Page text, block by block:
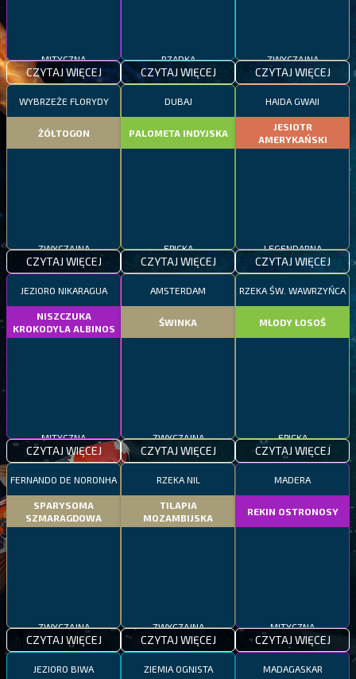
MITYCZNA
CZYTAJ WIĘCEJ
RZADKA
CZYTAJ WIĘCEJ
ZWYCZAJNA
CZYTAJ WIĘCEJ
WYBRZEŻE FLORYDY
ŻÓŁTOGON
ZWYCZAJNA
CZYTAJ WIĘCEJ
DUBAJ
PALOMETA INDYJSKA
EPICKA
CZYTAJ WIĘCEJ
HAIDA GWAII
JESIOTR
AMERYKAŃSKI
LEGENDARNA
CZYTAJ WIĘCEJ
JEZIORO NIKARAGUA
NISZCZUKA
KROKODYLA ALBINOS
MITYCZNA
CZYTAJ WIĘCEJ
AMSTERDAM
ŚWINKA
ZWYCZAJNA
CZYTAJ WIĘCEJ
RZEKA ŚW. WAWRZYŃCA
MŁODY ŁOSOŚ
EPICKA
CZYTAJ WIĘCEJ
FERNANDO DE NORONHA
SPARYSOMA
SZMARAGDOWA
ZWYCZAJNA
CZYTAJ WIĘCEJ
RZEKA NIL
TILAPIA
MOZAMBIJSKA
ZWYCZAJNA
CZYTAJ WIĘCEJ
MADERA
REKIN OSTRONOSY
MITYCZNA
CZYTAJ WIĘCEJ
JEZIORO BIWA ZIEMIA OGNISTA MADAGASKAR